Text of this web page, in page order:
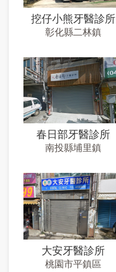
挖仔小熊牙醫診所
彰化縣二林鎮
春日部牙醫診所
南投縣埔里鎮
大安牙醫診所
桃園市平鎮區